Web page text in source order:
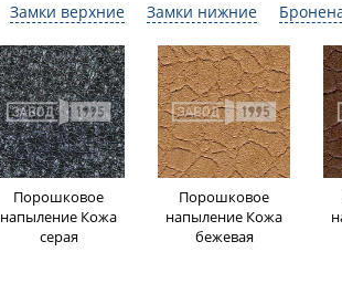
Замки верхние Замки нижние
Порошковое
напыление Кожа
серая
Порошковое
напыление Кожа
бежевая